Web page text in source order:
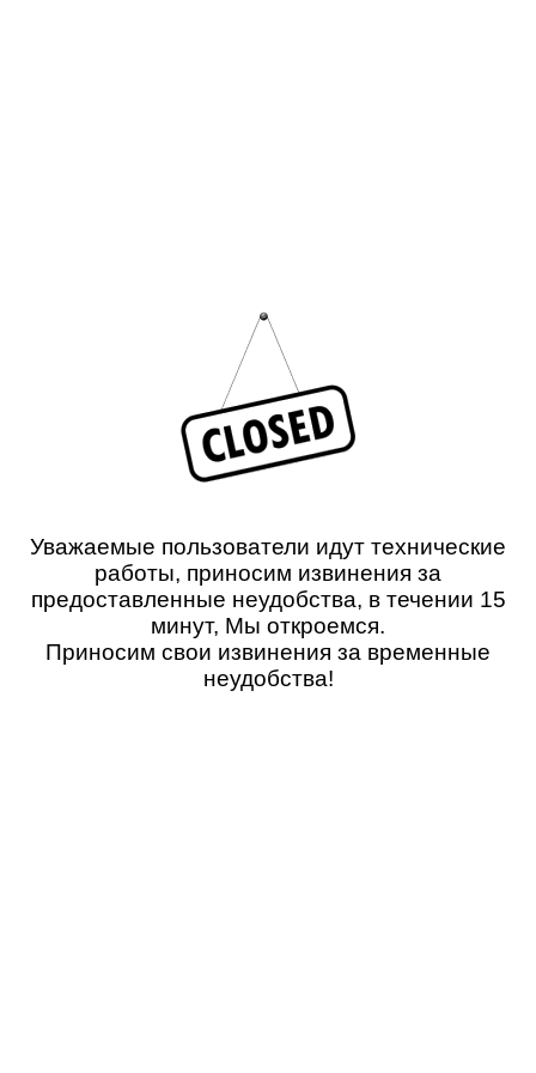
Уважаемые пользователи идут технические
работы, приносим извинения за
предоставленные неудобства, в течении 15
минут, Мы откроемся.
Приносим свои извинения за временные
неудобства!